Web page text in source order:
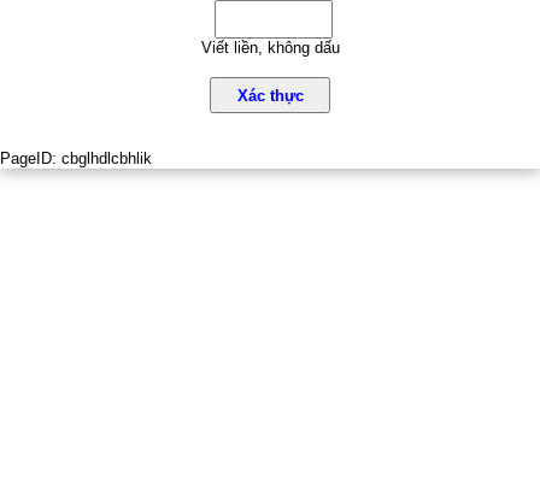
Viết liền, không dấu
Xác thực
PageID: cbglhdlcbhlik